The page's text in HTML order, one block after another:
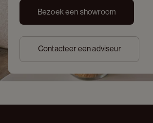
Bezoek een showroom
Contacteer een adviseur